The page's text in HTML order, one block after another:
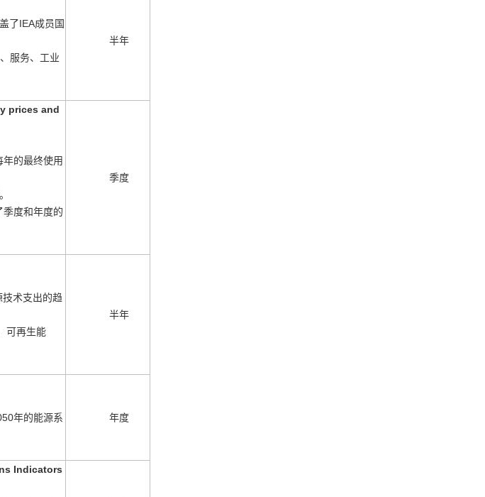
了IEA成员国
服务、 工业
半年
prices and
年的最终使用
季度和年度的
季度
技术支出的趋
可再生能
半年
年的能源系
年度
Indicators